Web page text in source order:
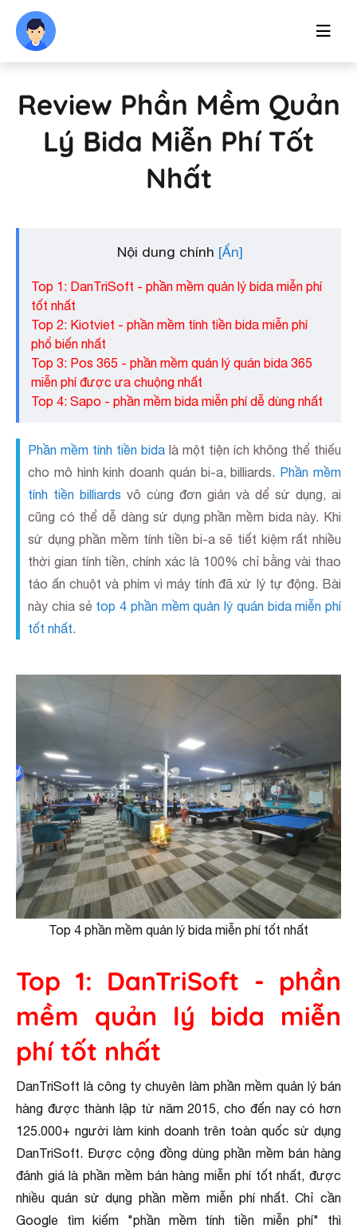
Review Phần Mềm Quản
Lý Bida Miễn Phí Tốt
Nhất
Nội dung chính
Top 1: DanTriSoft - phần mềm quản lý bida miễn phí
tốt nhất
Top 2: Kiotviet - phần mềm tính tiền bida miễn phí
phổ biến nhất
Top 3: Pos 365 - phần mềm quản lý quán bida 365
miễn phí được ưa chuộng nhất
Top 4: Sapo - phần mềm bida miễn phí dễ dùng nhất
Phần mềm tính tiền bida là một tiện ích không thể thiếu
cho mô hình kinh doanh quán bi-a, billiards. Phần mềm
tính tiền billiards vô cùng đơn giản và dể sử dụng, ai
cũng có thể dễ dàng sử dụng phần mềm bida này. Khi
sử dụng phần mềm tính tiền bi-a sẽ tiết kiệm rất nhiều
thời gian tính tiền, chính xác là 100% chỉ bằng vài thao
táo ấn chuột và phím vì máy tính đã xử lý tự động. Bài
này chia sẻ top 4 phần mềm quản lý quán bida miễn phí
tốt nhất.
Top 4 phần mềm quản lý bida miễn phí tốt nhất
Top 1: DanTriSoft - phần
mềm quản lý bida miễn
phí tốt nhất
DanTriSoft là công ty chuyên làm phần mềm quản lý bán
hàng được thành lập từ năm 2015, cho đến nay có hơn
125.000+ người làm kinh doanh trên toàn quốc sử dụng
DanTriSoft. Được cộng đồng dùng phần mềm bán hàng
đánh giá là phần mềm bán hàng miễn phí tốt nhất, được
nhiều quán sử dụng phần mềm miễn phí nhất. Chỉ cần
Google tìm kiếm "phần mềm tính tiền miễn phí" thì